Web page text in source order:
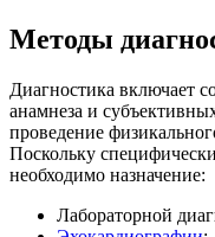
Методы
Диагностика включает
анамнеза и
проведение
Поскольку
необходимо назначение:
Лабораторной